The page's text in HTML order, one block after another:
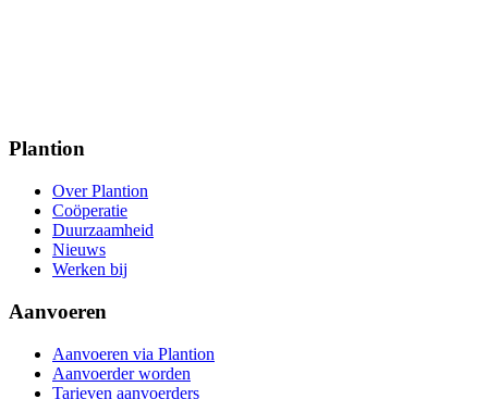
Plantion
Over Plantion
Coöperatie
Duurzaamheid
Nieuws
Werken bij
Aanvoeren
Aanvoeren via Plantion
Aanvoerder worden
Tarieven aanvoerders